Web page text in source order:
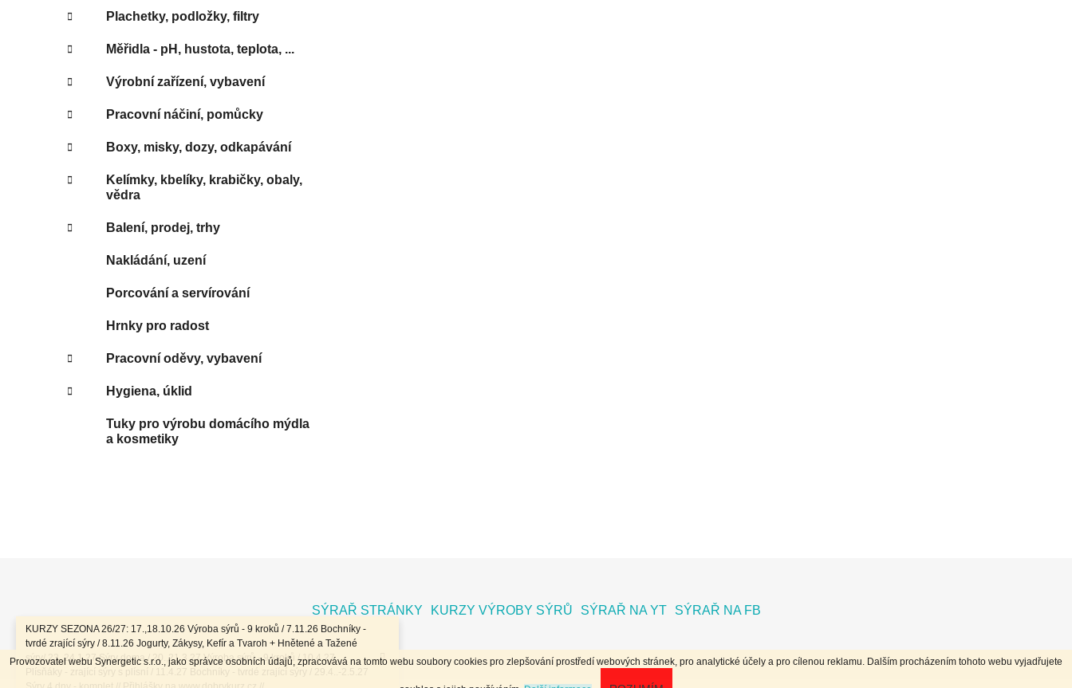
Provozovatel webu Synergetic s.r.o., jako správce osobních údajů, zpracovává na tomto webu soubory cookies pro zlepšování prostředí webových stránek, pro analytické účely a pro cílenou reklamu. Dalším procházením tohoto webu vyjadřujete
KURZY SEZONA 26/27: 17.,18.10.26 Výroba sýrů - 9 kroků / 7.11.26 Bochníky -
tvrdé zrající sýry / 8.11.26 Jogurty, Zákysy, Kefír a Tvaroh + Hnětené a Tažené
sýry/ 23.,24.1.27 Sýry doma / 20.,21.3.27 Výroba sýrů - 9 kroků / 10.4.27
Plachetky, podložky, filtry
Měřidla - pH, hustota, teplota, ...
Výrobní zařízení, vybavení
Pracovní náčiní, pomůcky
Boxy, misky, dozy, odkapávání
Kelímky, kbelíky, krabičky, obaly,
vědra
Balení, prodej, trhy
Nakládání, uzení
Porcování a servírování
Hrnky pro radost
Pracovní oděvy, vybavení
Hygiena, úklid
Tuky pro výrobu domácího mýdla
a kosmetiky
a
SÝRAŘ STRÁNKY KURZY VÝROBY SÝRŮ SÝRAŘ NA YT SÝRAŘ NA FB